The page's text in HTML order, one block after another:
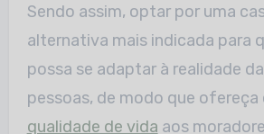
Sendo assim, optar por uma
alternativa mais indicada para
possa se adaptar à realidade
pessoas, de modo que
qualidade de vida aos